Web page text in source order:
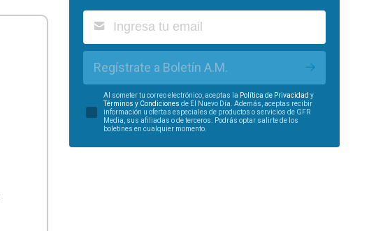
Regístrate a Boletín A.M.
Al someter tu correo electrónico, aceptas la Política de Privacidad y
Términos y Condiciones de El Nuevo Día. Además, aceptas recibir
información u ofertas especiales de productos o servicios de GFR
Media, sus afiliadas o de terceros. Podrás optar salirte de los
boletines en cualquier momento.